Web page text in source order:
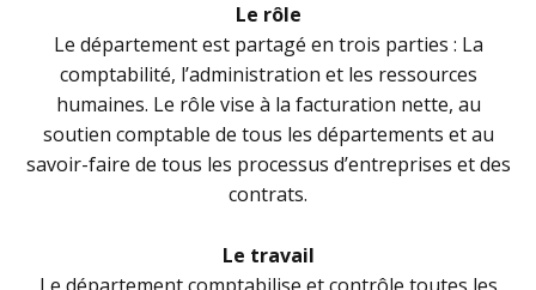
Le rôle
Le département est partagé en trois parties : La
comptabilité, l’administration et les ressources
humaines. Le rôle vise à la facturation nette, au
soutien comptable de tous les départements et au
savoir-faire de tous les processus d’entreprises et des
contrats.
Le travail